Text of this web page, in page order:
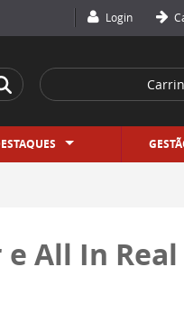
Login
All In